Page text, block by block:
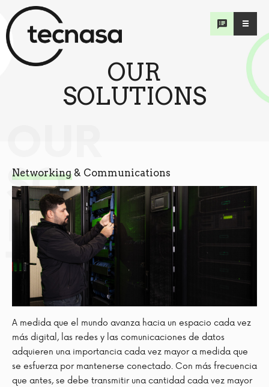
SO
LU
TIONS
OUR
SOLUTIONS
Networking & Communications
A medida que el mundo avanza hacia un espacio cada vez
más digital, las redes y las comunicaciones de datos
adquieren una importancia cada vez mayor a medida que
se esfuerza por mantenerse conectado. Con más frecuencia
que antes, se debe transmitir una cantidad cada vez mayor